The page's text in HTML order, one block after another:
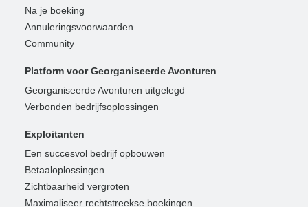
Na je boeking
Annuleringsvoorwaarden
Community
Platform voor Georganiseerde Avonturen
Georganiseerde Avonturen uitgelegd
Verbonden bedrijfsoplossingen
Exploitanten
Een succesvol bedrijf opbouwen
Betaaloplossingen
Zichtbaarheid vergroten
Maximaliseer rechtstreekse boekingen